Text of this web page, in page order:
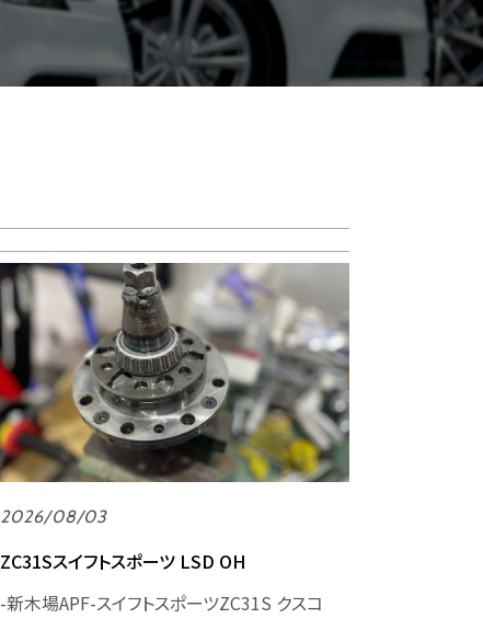
2026/08/03
ZC31Sスイフトスポーツ LSD OH
-新木場APF-スイフトスポーツZC31S クスコ